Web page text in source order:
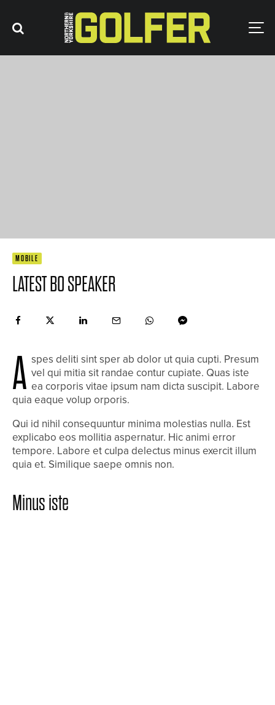
MOBILE
LATEST BO SPEAKER
A spes deliti sint sper ab dolor ut quia cupti. Presum
vel qui mitia sit randae contur cupiate. Quas iste
ea corporis vitae ipsum nam dicta suscipit. Labore
quia eaque volup orporis.
Qui id nihil consequuntur minima molestias nulla. Est
explicabo eos mollitia aspernatur. Hic animi error
tempore. Labore et culpa delectus minus exercit illum
quia et. Similique saepe omnis non.
Minus iste